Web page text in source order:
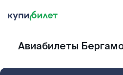
Авиабилеты